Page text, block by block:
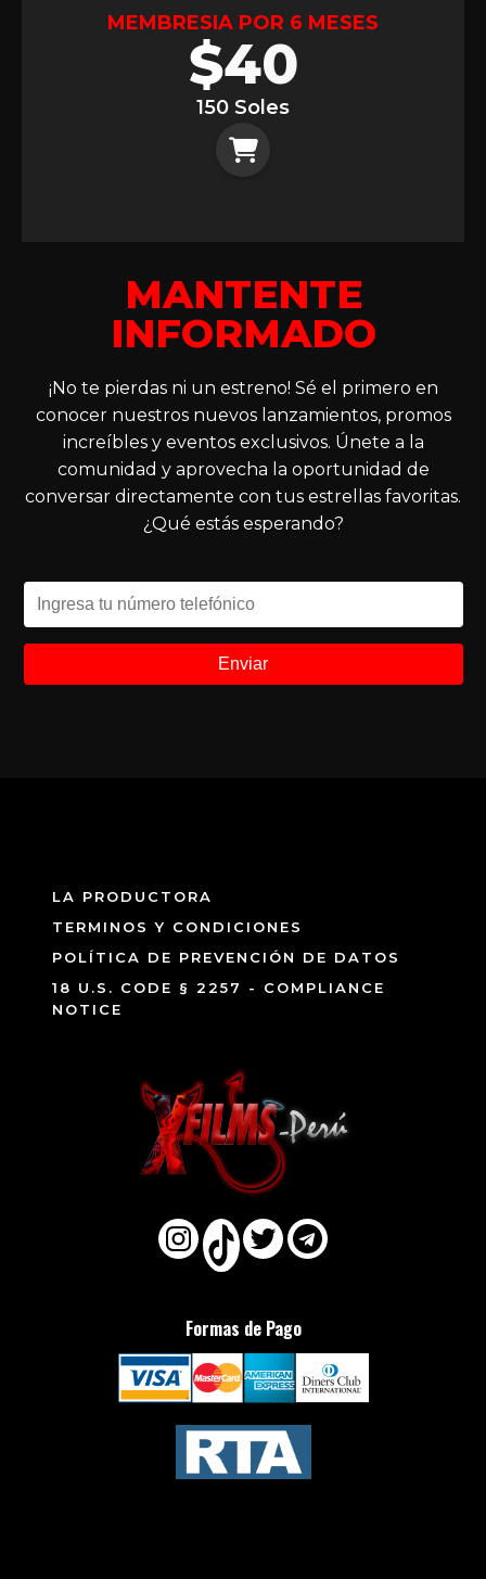
MEMBRESIA POR 6 MESES
$40
150 Soles
MANTENTE
INFORMADO
¡No te pierdas ni un estreno! Sé el primero en
conocer nuestros nuevos lanzamientos, promos
increíbles y eventos exclusivos. Únete a la
comunidad y aprovecha la oportunidad de
conversar directamente con tus estrellas favoritas.
¿Qué estás esperando?
LA PRODUCTORA
TERMINOS Y CONDICIONES
POLÍTICA DE PREVENCIÓN DE DATOS
18 U.S. CODE § 2257 - COMPLIANCE
NOTICE
Formas de Pago